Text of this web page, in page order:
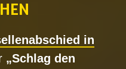
in
„Schlag den